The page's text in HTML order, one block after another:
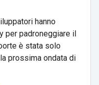
hanno
per padroneggiare il
è stata solo
prossima ondata di